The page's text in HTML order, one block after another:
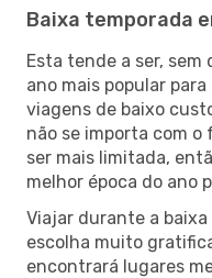
Baixa temporada
Esta tende a ser,
ano mais popular
viagens de baixo
não se importa com
ser mais limitada,
melhor época do ano
Viajar durante a
escolha muito
encontrará lugares